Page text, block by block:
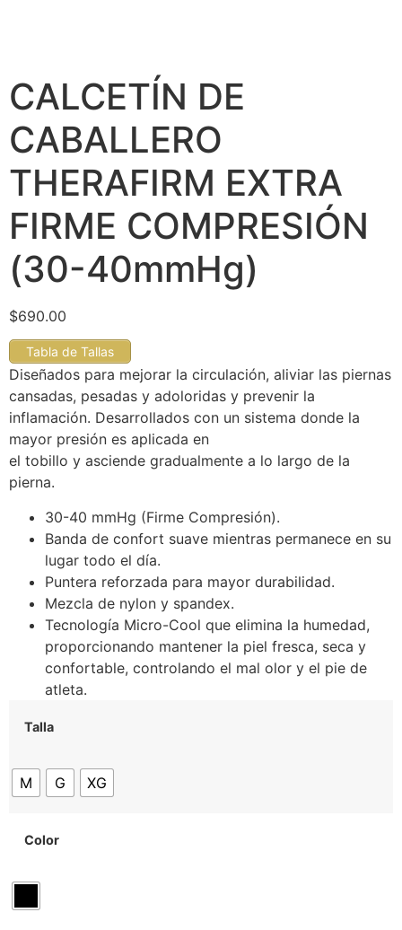
CALCETÍN DE
CABALLERO
THERAFIRM EXTRA
FIRME COMPRESIÓN
(30-40mmHg)
$690.00
Tabla de Tallas
Diseñados para mejorar la circulación, aliviar las piernas
cansadas, pesadas y adoloridas y prevenir la
inflamación. Desarrollados con un sistema donde la
mayor presión es aplicada en
el tobillo y asciende gradualmente a lo largo de la
pierna.
30-40 mmHg (Firme Compresión).
Banda de confort suave mientras permanece en su
lugar todo el día.
Puntera reforzada para mayor durabilidad.
Mezcla de nylon y spandex.
Tecnología Micro-Cool que elimina la humedad,
proporcionando mantener la piel fresca, seca y
confortable, controlando el mal olor y el pie de
atleta.
Talla
M G XG
Color